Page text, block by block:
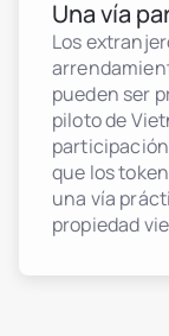
Una vía
Los
pueden ser
piloto de
que los
una vía
propiedad